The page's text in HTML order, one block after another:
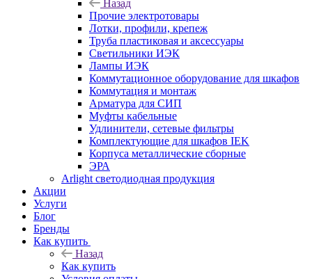
Назад
Прочие электротовары
Лотки, профили, крепеж
Труба пластиковая и аксессуары
Светильники ИЭК
Лампы ИЭК
Коммутационное оборудование для шкафов
Коммутация и монтаж
Арматура для СИП
Муфты кабельные
Удлинители, сетевые фильтры
Комплектующие для шкафов IEK
Корпуса металлические сборные
ЭРА
Arlight светодиодная продукция
Акции
Услуги
Блог
Бренды
Как купить
Назад
Как купить